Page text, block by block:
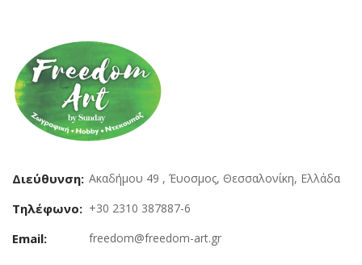
Διεύθυνση: Ακαδήμου 49 , Έυοσμος, Θεσσαλονίκη, Ελλάδα
Τηλέφωνο: +30 2310 387887-6
Email: freedom@freedom-art.gr